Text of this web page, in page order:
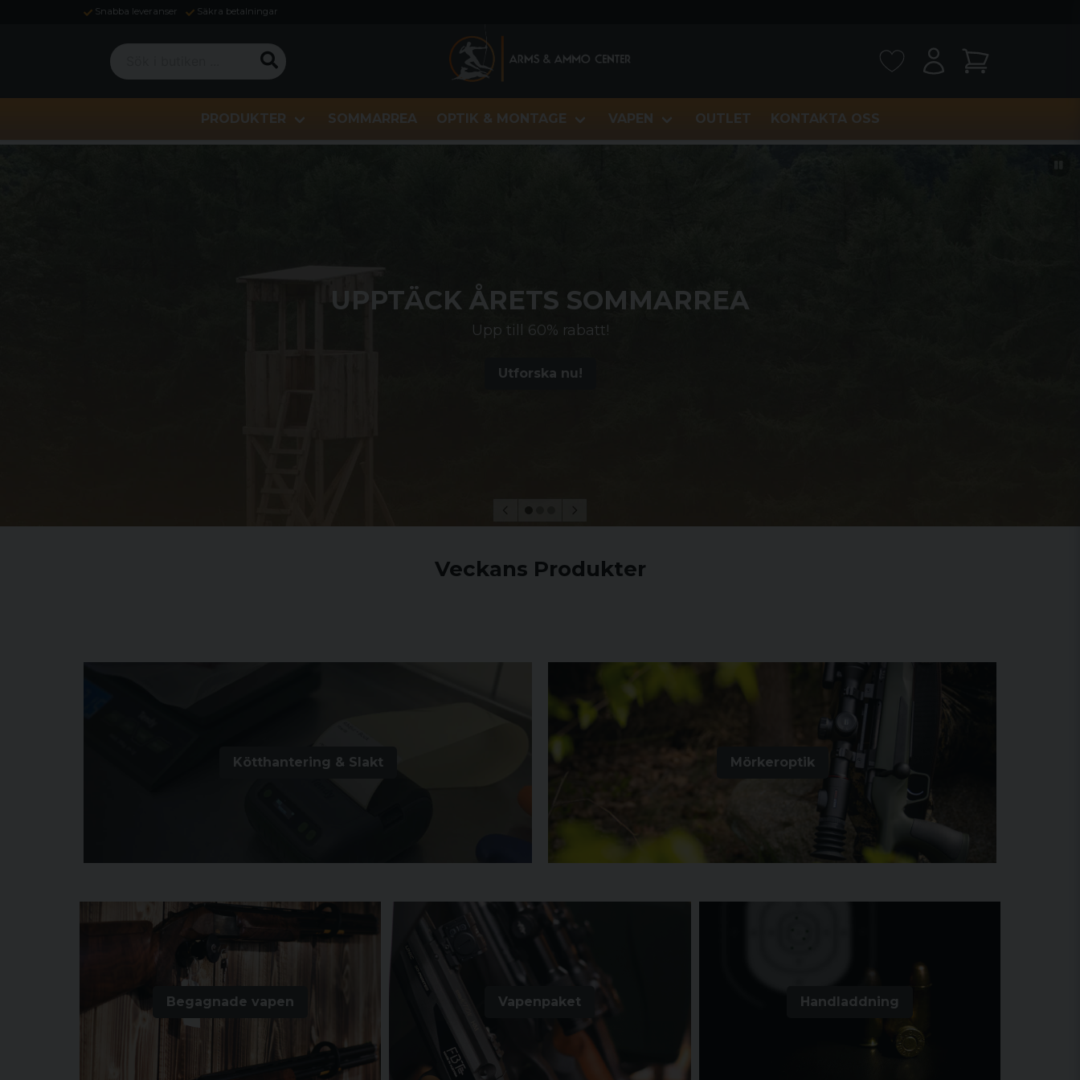
Snabba leveranser Säkra betalningar
Sök i butiken ...
PRODUKTER SOMMARREA OPTIK & MONTAGE VAPEN OUTLET KONTAKTA OSS
UPPTÄCK ÅRETS SOMMARREA
Upp till 60% rabatt!
Utforska nu!
Veckans Produkter
Kötthantering & Slakt Mörkeroptik
Begagnade vapen Vapenpaket Handladdning